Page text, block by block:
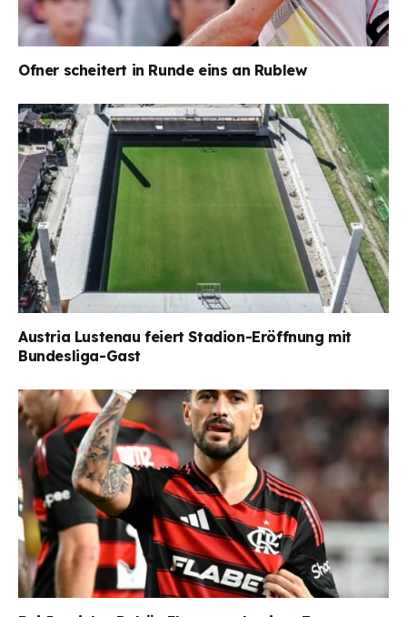
Ofner scheitert in Runde eins an Rublew
Austria Lustenau feiert Stadion-Eröffnung mit
Bundesliga-Gast